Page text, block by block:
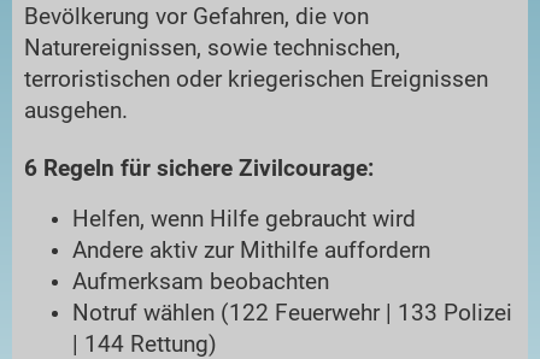
Bevölkerung vor Gefahren, die von
Naturereignissen, sowie technischen,
terroristischen oder kriegerischen Ereignissen
ausgehen.
6 Regeln für sichere Zivilcourage:
Helfen, wenn Hilfe gebraucht wird
Andere aktiv zur Mithilfe auffordern
Aufmerksam beobachten
Notruf wählen (122 Feuerwehr | 133 Polizei
| 144 Rettung)